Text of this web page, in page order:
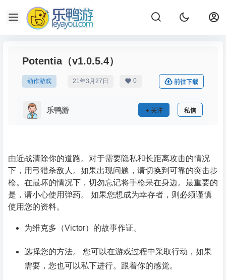
Potentia（v1.0.5.4）
动作游戏 21年3月27日 0 前往下载
乐鸭游 关注 私信
由近战清除你的道路。对于需要隐私和长距离攻击的情况
下，用弓猎杀敌人。如果出现问题，请切换到可靠的突击步
枪。在最坏的情况下，切勿忘记将手枪呆在身边。最重要的
是，请小心使用弹药。 如果您想成为幸存者，则必须谨慎
使用您的资料。
为维克多（Victor）的故事作证。
选择您的方法。 您可以在游戏过程中采取行动，如果
需要，您也可以私下进行。跟着你的感觉。